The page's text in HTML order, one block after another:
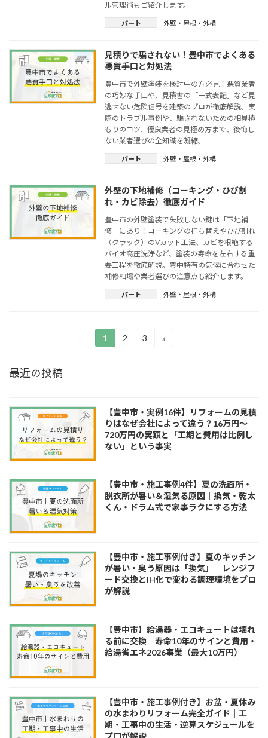
ル管理術もご紹介します。
パート 外壁・屋根・外構
見積りで騙されない！豊中市でよくある
悪質手口と対処法
豊中市で外壁塗装を検討中の方必見！悪質業者
の巧妙な手口や、見積書の「一式表記」など見
逃せない危険信号を建築のプロが徹底解説。実
際のトラブル事例や、騙されないための相見積
もりのコツ、優良業者の見極め方まで、後悔し
ない業者選びの全知識を凝縮。
パート 外壁・屋根・外構
外壁の下地補修（コーキング・ひび割
れ・カビ除去）徹底ガイド
豊中市の外壁塗装で失敗しない鍵は「下地補
修」にあり！コーキングの打ち替えやひび割れ
（クラック）のVカット工法、カビを根絶する
バイオ高圧洗浄など、塗装の寿命を左右する重
要工程を徹底解説。豊中特有の気候に合わせた
補修相場や業者選びの注意点も紹介します。
パート 外壁・屋根・外構
の
ー
ジ
送
り
固
定
1
固
2
固
3 »
最近の投稿
【豊中市・実例16件】リフォームの見積
りはなぜ会社によって違う？16万円〜
720万円の実額と「工期と費用は比例し
ない」という事実
【豊中市・施工事例4件】夏の洗面所・
脱衣所が暑い＆湿気る原因｜換気・乾太
くん・ドラム式で家事ラクにする方法
【豊中市・施工事例付き】夏のキッチン
が暑い・臭う原因は「換気」｜レンジフ
ード交換とIH化で変わる調理環境をプロ
が解説
【豊中市】給湯器・エコキュートは壊れ
る前に交換｜寿命10年のサインと費用・
給湯省エネ2026事業（最大10万円）
【豊中市・施工事例付き】お盆・夏休み
の水まわりリフォーム完全ガイド｜工
期・工事中の生活・逆算スケジュールを
プロが解説